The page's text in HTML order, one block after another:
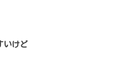
いけど